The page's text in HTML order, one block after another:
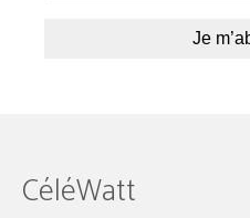
CéléWatt